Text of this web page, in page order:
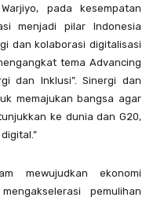
pada kesempatan
menjadi pilar Indonesia
dan kolaborasi digitalisasi
tema Advancing
dan Inklusi”. Sinergi dan
memajukan bangsa agar
ke dunia dan G20,
mewujudkan ekonomi
pemulihan